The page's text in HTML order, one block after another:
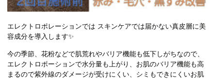
エレクトロポレーションでは スキンケアでは届かない真皮層に美
容成分を導入します✨
今の季節、花粉などで肌荒れやバリア機能も低下しがちなので、
エレクトロポーションで水分量も上がり、お肌のバリア機能も高
まるので紫外線のダメージが受けにくい、シミもできにくいお肌